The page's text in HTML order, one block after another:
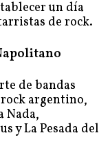
un día
de rock.
de bandas
argentino,
Nada,
y La Pesada del